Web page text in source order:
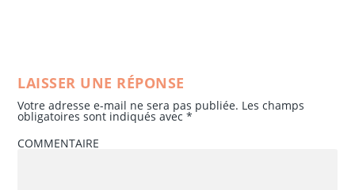
LAISSER UNE RÉPONSE
Votre adresse e-mail ne sera pas publiée. Les champs
obligatoires sont indiqués avec*
COMMENTAIRE